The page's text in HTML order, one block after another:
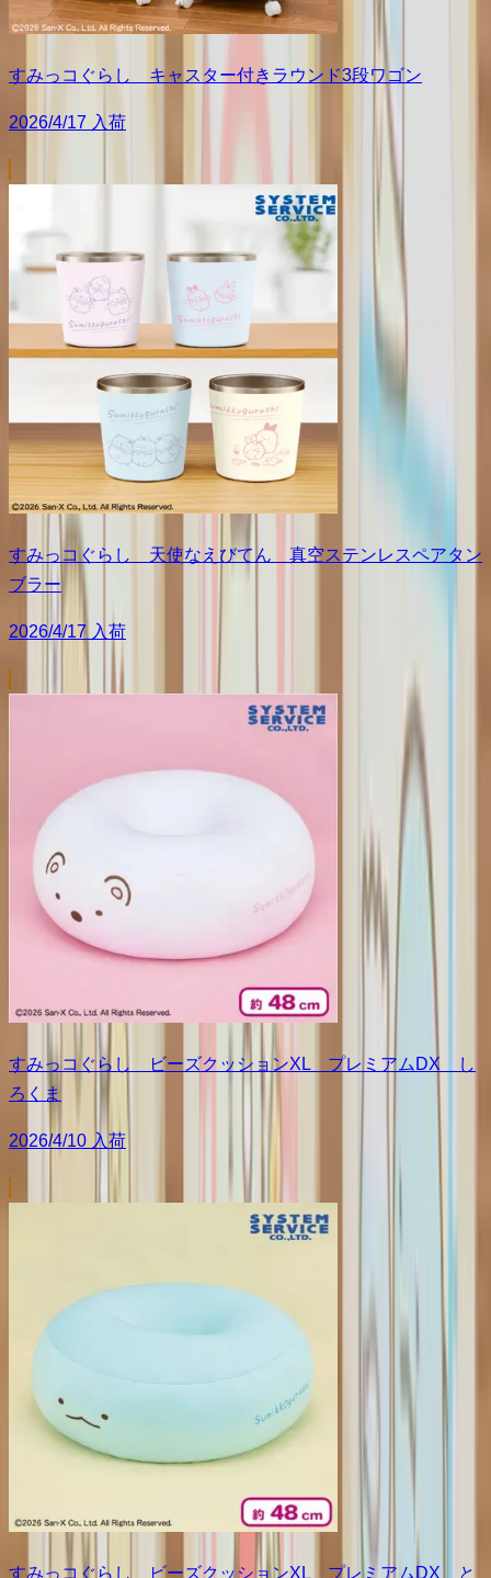
すみっコぐらし キャスター付きラウンド3段ワゴン
2026/4/17 入荷
すみっコぐらし 天使なえびてん 真空ステンレスペアタン
ブラー
2026/4/17 入荷
すみっコぐらし ビーズクッションXL プレミアムDX し
ろくま
2026/4/10 入荷
すみっコぐらし ビーズクッションXL プレミアムDX と